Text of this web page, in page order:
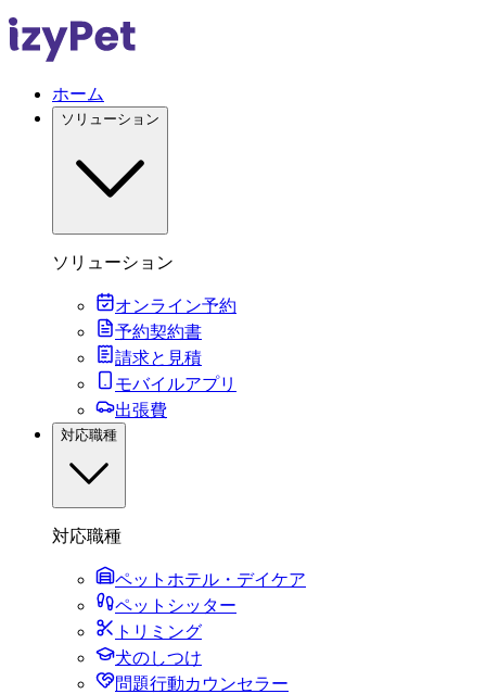
ホーム
ソリューション
ソリューション
オンライン予約
予約契約書
請求と見積
モバイルアプリ
出張費
対応職種
対応職種
ペットホテル・デイケア
ペットシッター
トリミング
犬のしつけ
問題行動カウンセラー